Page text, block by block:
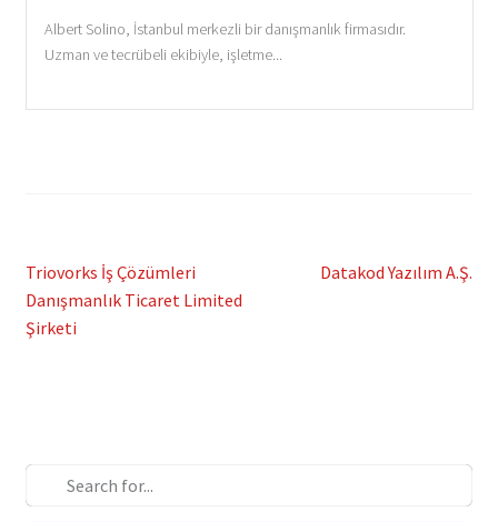
Albert Solino, İstanbul merkezli bir danışmanlık firmasıdır.
Uzman ve tecrübeli ekibiyle, işletme...
Post
navigation
Previous
post:
Triovorks İş Çözümleri
Danışmanlık Ticaret Limited
Şirketi
Next
Datakod Yazılım A.Ş.